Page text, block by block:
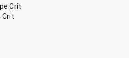
Crit
Crit